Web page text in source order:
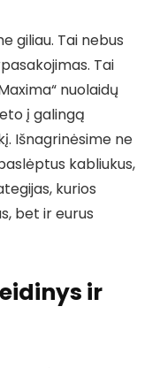
giliau. Tai nebus
Tai
nuolaidų
į galingą
Išnagrinėsime ne
kabliukus,
kurios
bet ir eurus
ir